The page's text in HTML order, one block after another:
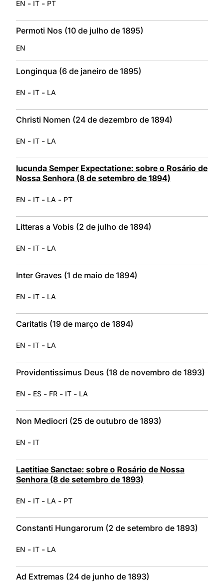
EN - IT - PT
Permoti Nos (10 de julho de 1895)
EN
Longinqua (6 de janeiro de 1895)
EN - IT - LA
Christi Nomen (24 de dezembro de 1894)
EN - IT - LA
Iucunda Semper Expectatione: sobre o Rosário de
Nossa Senhora (8 de setembro de 1894)
EN - IT - LA - PT
Litteras a Vobis (2 de julho de 1894)
EN - IT - LA
Inter Graves (1 de maio de 1894)
EN - IT - LA
Caritatis (19 de março de 1894)
EN - IT - LA
Providentissimus Deus (18 de novembro de 1893)
EN - ES - FR - IT - LA
Non Mediocri (25 de outubro de 1893)
EN - IT
Laetitiae Sanctae: sobre o Rosário de Nossa
Senhora (8 de setembro de 1893)
EN - IT - LA - PT
Constanti Hungarorum (2 de setembro de 1893)
EN - IT - LA
Ad Extremas (24 de junho de 1893)